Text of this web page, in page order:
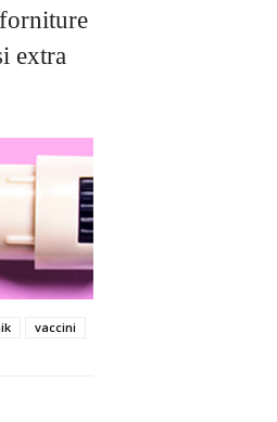
extra
vaccini